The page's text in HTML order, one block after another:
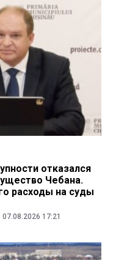
отказался
Чебана.
расходы на суды
07.08.2026 17:21